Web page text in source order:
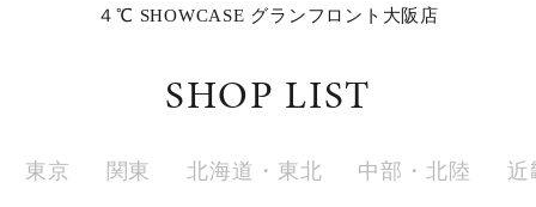
４℃ SHOWCASE グランフロント大阪店
SHOP LIST
東京 関東 北海道・東北 中部・北陸 近